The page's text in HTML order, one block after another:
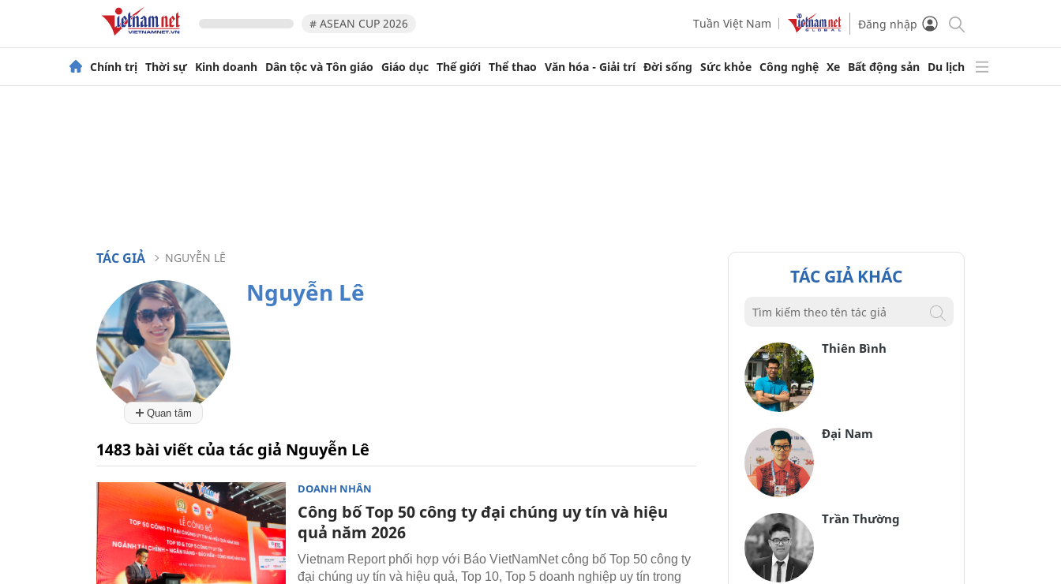
# ASEAN CUP 2026 Tuần Việt Nam Đăng nhập
Chính trị Thời sự Kinh doanh Dân tộc và Tôn giáo Giáo dục Thế giới Thể thao Văn hóa - Giải trí Đời sống Sức khỏe Công nghệ Xe Bất động sản Du lịch
TÁC GIẢ NGUYỄN LÊ
Quan tâm
Nguyễn Lê
1483 bài viết của tác giả Nguyễn Lê
DOANH NHÂN
Công bố Top 50 công ty đại chúng uy tín và hiệu
quả năm 2026
Vietnam Report phối hợp với Báo VietNamNet công bố Top 50 công ty
đại chúng uy tín và hiệu quả, Top 10, Top 5 doanh nghiệp uy tín trong
TÁC GIẢ KHÁC
Thiên Bình
Đại Nam
Trần Thường